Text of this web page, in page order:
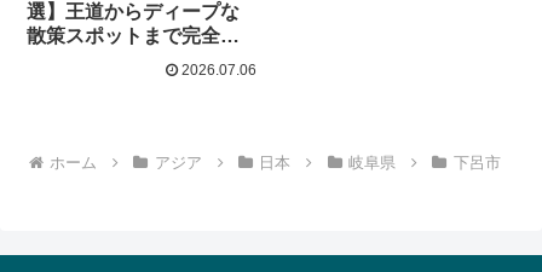
選】王道からディープな
散策スポットまで完全ガ
2026.07.06
ホーム アジア 日本 岐阜県 下呂市